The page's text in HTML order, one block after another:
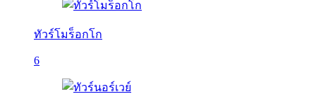
ทัวร์โมร็อกโก
6